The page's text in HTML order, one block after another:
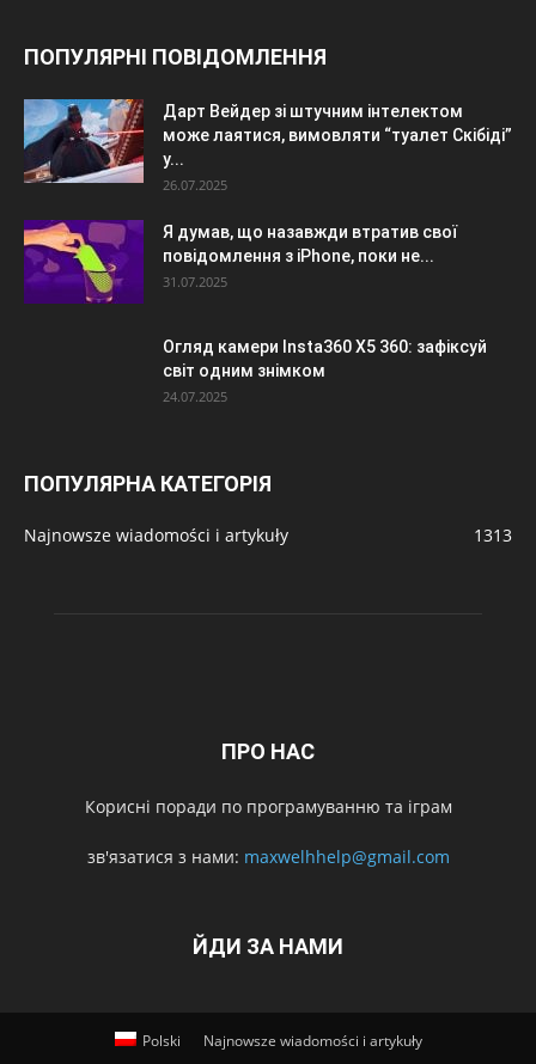
ПОПУЛЯРНІ ПОВІДОМЛЕННЯ
Дарт Вейдер зі штучним інтелектом
може лаятися, вимовляти “туалет Скібіді”
у...
26.07.2025
Я думав, що назавжди втратив свої
повідомлення з iPhone, поки не...
31.07.2025
Огляд камери Insta360 X5 360: зафіксуй
світ одним знімком
24.07.2025
ПОПУЛЯРНА КАТЕГОРІЯ
Najnowsze wiadomości i artykuły 1313
ПРО НАС
Корисні поради по програмуванню та іграм
зв'язатися з нами: maxwelhhelp@gmail.com
ЙДИ ЗА НАМИ
Polski Najnowsze wiadomości i artykuły